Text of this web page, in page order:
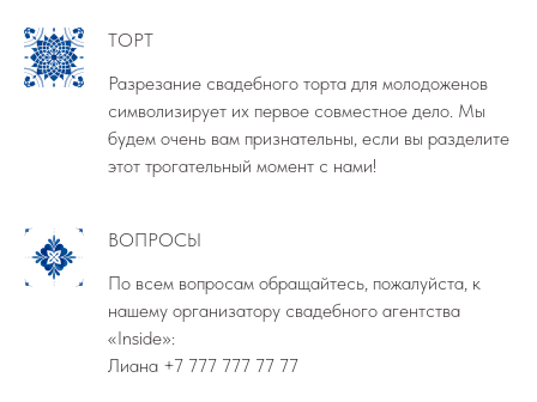
ТОРТ
Разрезание свадебного торта для молодоженов
символизирует их первое совместное дело. Мы
будем очень вам признательны, если вы разделите
этот трогательный момент с нами!
ВОПРОСЫ
По всем вопросам обращайтесь, пожалуйста, к
нашему организатору свадебного агентства
«Inside»:
Лиана +7 777 777 77 77